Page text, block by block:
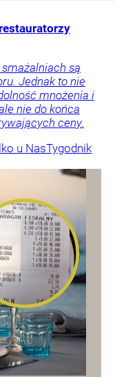
są
Jednak to nie
mnożenia i
nie do końca
ceny.
u NasTygodnik